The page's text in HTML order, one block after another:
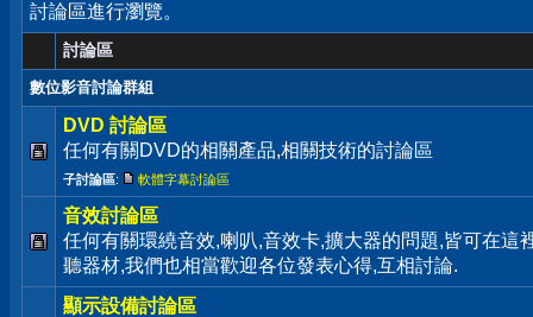
討論區進行瀏覽。
討論區
數位影音討論群組
DVD 討論區
任何有關DVD的相關產品,相關技術的討論區
子討論區: 軟體字幕討論區
音效討論區
任何有關環繞音效,喇叭,音效卡,擴大器的問題,皆可在這
聽器材,我們也相當歡迎各位發表心得,互相討論.
顯示設備討論區